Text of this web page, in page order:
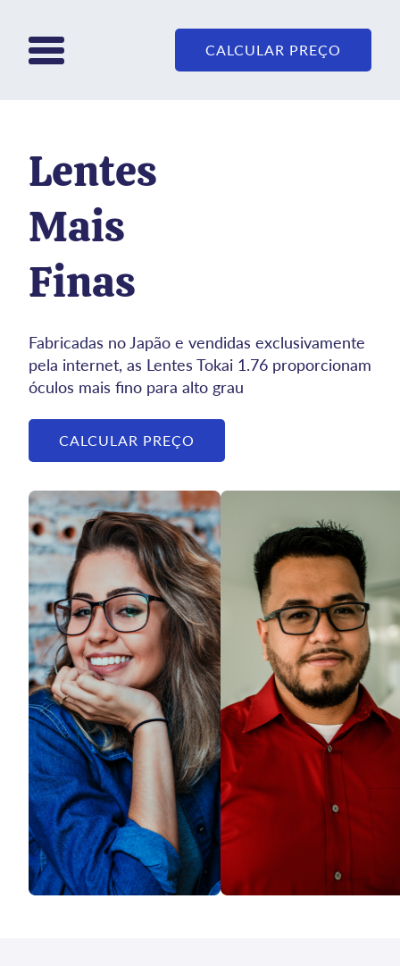
CALCULAR PREÇO
Lentes
Mais
Finas
Fabricadas no Japão e vendidas exclusivamente
pela internet, as Lentes Tokai 1.76 proporcionam
óculos mais fino para alto grau
CALCULAR PREÇO